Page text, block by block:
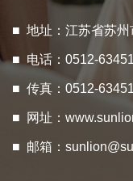
■ 地址：江苏省苏
■ 电话：0512-
■ 传真：0512-
■ 网址：
■ 邮箱：